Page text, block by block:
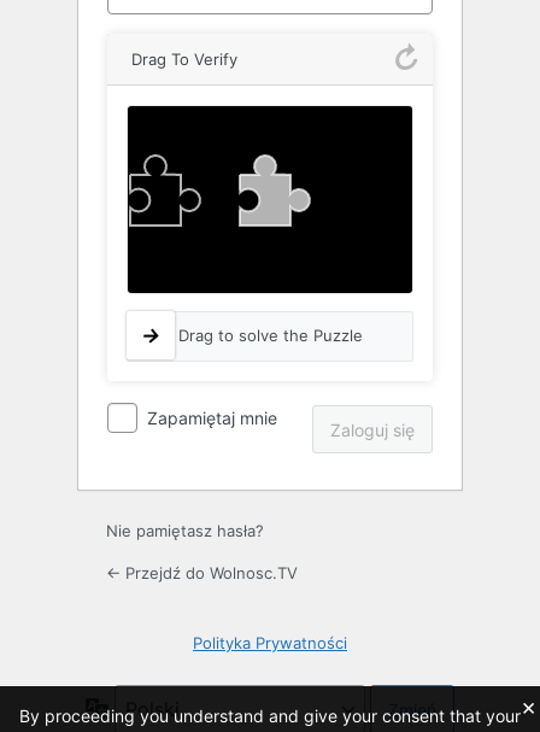
Drag To Verify
Drag to solve the Puzzle
Zapamiętaj mnie
Nie pamiętasz hasła?
← Przejdź do Wolnosc.TV
Polityka Prywatności
Język
By proceeding you understand and give your consent that your×